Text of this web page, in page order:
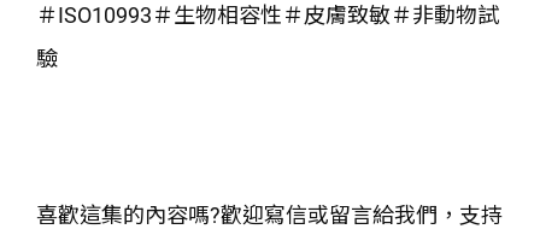
＃ISO10993＃生物相容性＃皮膚致敏＃非動物試
驗
喜歡這集的內容嗎?歡迎寫信或留言給我們，支持